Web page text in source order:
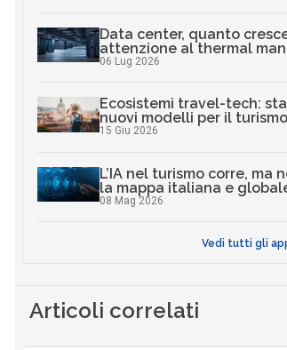
Data center, quanto
attenzione al thermal
06 Lug 2026
Ecosistemi travel-tech:
nuovi modelli per il turismo
15 Giu 2026
L’IA nel turismo corre, ma
la mappa italiana e
08 Mag 2026
Vedi tutti gli
Articoli correlati